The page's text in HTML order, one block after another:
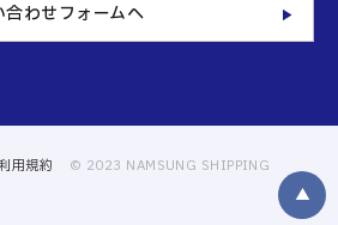
合わせフォームへ
用規約
© 2023 NAMSUNG SHIPPING
▲